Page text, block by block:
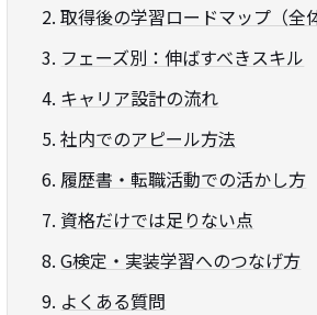
取得後の学習ロードマップ（全
フェーズ別：伸ばすべきスキル
キャリア設計の流れ
社内でのアピール方法
履歴書・転職活動での活かし方
資格だけでは足りない点
G検定・実装学習へのつなげ方
よくある質問